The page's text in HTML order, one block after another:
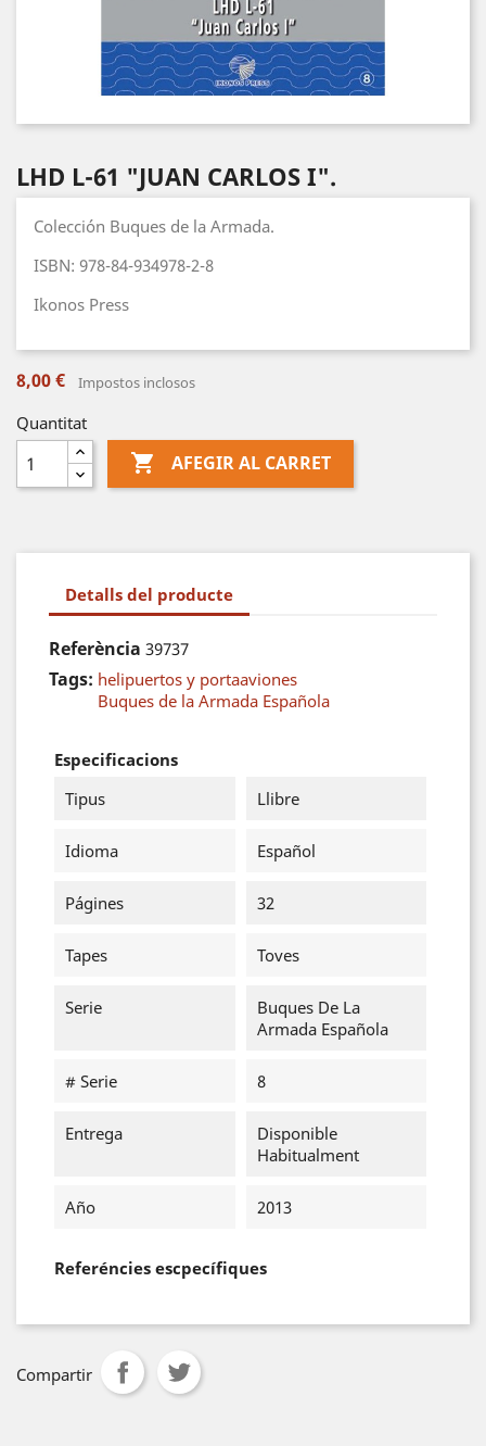
LHD L-61 "JUAN CARLOS I".
Colección Buques de la Armada.
ISBN: 978-84-934978-2-8
Ikonos Press
8,00 € Impostos inclosos
Quantitat
 AFEGIR AL CARRET
Detalls del producte
Referència 39737
Tags: helipuertos y portaaviones
Buques de la Armada Española
Especificacions
Tipus
Llibre
Idioma Español
Págines 32
Tapes Toves
Serie
Buques De La
Armada Española
# Serie 8
Entrega
Disponible
Habitualment
Año 2013
Referéncies escpecífiques
Compartir